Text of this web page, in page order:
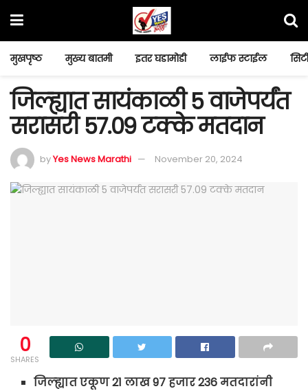
मुखपृष्ठ मुख्य बातमी इतर घडामोडी लाईफ स्टाईल
जिल्ह्यात सायंकाळी 5 वाजेपर्यंत
सरासरी 57.09 टक्के मतदान
byYes News Marathi November 20, 2024
0
SHARES
जिल्ह्यात एकूण 21 लाख 97 हजार 236 मतदारांनी